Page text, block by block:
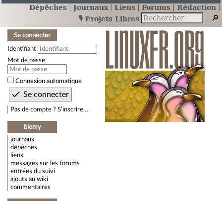
Dépêches Journaux Liens Forums
Rédaction
🎙️ Projets Libres
Se connecter
Identifiant
Mot de passe
Connexion automatique
Pas de compte ? S’inscrire…
biomy
journaux
dépêches
liens
messages sur les forums
entrées du suivi
ajouts au wiki
commentaires